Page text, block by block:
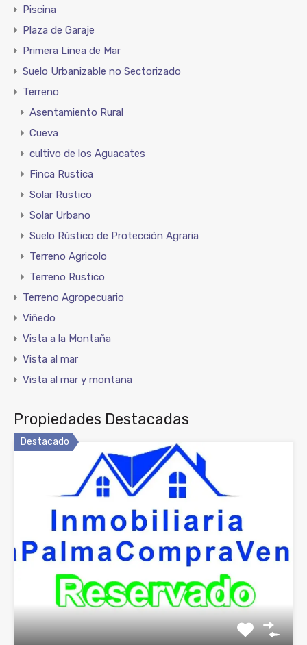
Piscina
Plaza de Garaje
Primera Linea de Mar
Suelo Urbanizable no Sectorizado
Terreno
Asentamiento Rural
Cueva
cultivo de los Aguacates
Finca Rustica
Solar Rustico
Solar Urbano
Suelo Rústico de Protección Agraria
Terreno Agricolo
Terreno Rustico
Terreno Agropecuario
Viñedo
Vista a la Montaña
Vista al mar
Vista al mar y montana
Propiedades Destacadas
Destacado